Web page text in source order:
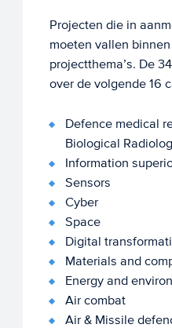
Projecten die in
moeten vallen
projectthema’s. De
over de volgende 16
Defence medical
Biological
Information
Sensors
Cyber
Space
Digital
Materials and
Energy and
Air combat
Air & Missile